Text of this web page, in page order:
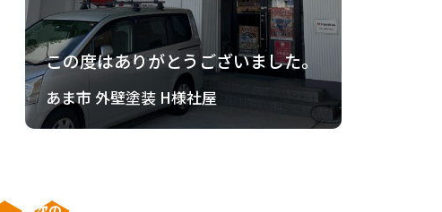
この度はありがとうございました。
あま市 外壁塗装 H様社屋